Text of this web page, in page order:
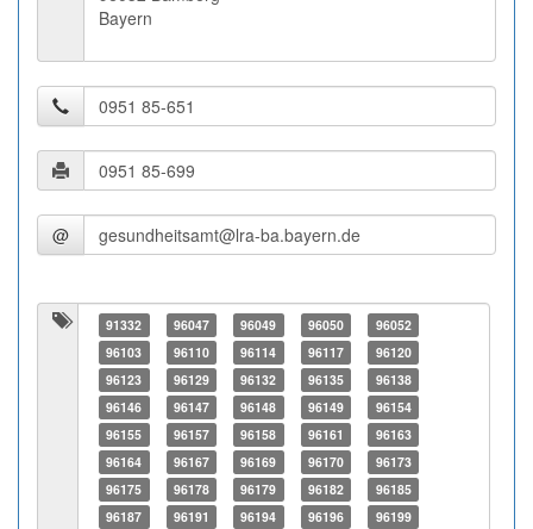
Bayern
@
91332 96047 96049 96050
96052
96103
96110 96114 96117
96120
96123
96129 96132 96135
96138
96146
96147 96148 96149
96154
96155
96157 96158 96161
96163
96164
96167 96169 96170
96173
96175
96178 96179 96182
96185
96187
96191 96194 96196 96199